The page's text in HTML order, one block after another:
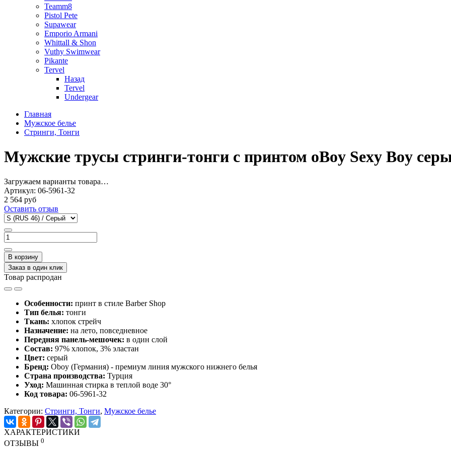
Teamm8
Pistol Pete
Supawear
Emporio Armani
Whittall & Shon
Vuthy Swimwear
Pikante
Tervel
Назад
Tervel
Undergear
Главная
Мужское белье
Стринги, Тонги
Мужские трусы стринги-тонги с принтом oBoy Sexy Boy
Загружаем варианты товара…
Артикул: 06-5961-32
2 564 руб
Оставить отзыв
В корзину
Заказ в один клик
Товар распродан
Особенности: принт в стиле Barber Shop
Тип белья: тонги
Ткань: хлопок стрейч
Назначение: на лето, повседневное
Передняя панель-мешочек: в один слой
Состав: 97% хлопок, 3% эластан
Цвет: серый
Бренд: Oboy (Германия) - премиум линия мужского нижнего белья
Страна производства: Турция
Уход: Машинная стирка в теплой воде 30°
Код товара: 06-5961-32
Категории: Стринги, Тонги, Мужское белье
ХАРАКТЕРИСТИКИ
ОТЗЫВЫ 0